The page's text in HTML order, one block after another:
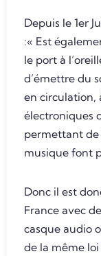
Depuis le 1er
:« Est
le port à
d’émettre du
en circulation,
électroniques
permettant de
musique font
Donc il est
France avec
casque audio
de la même